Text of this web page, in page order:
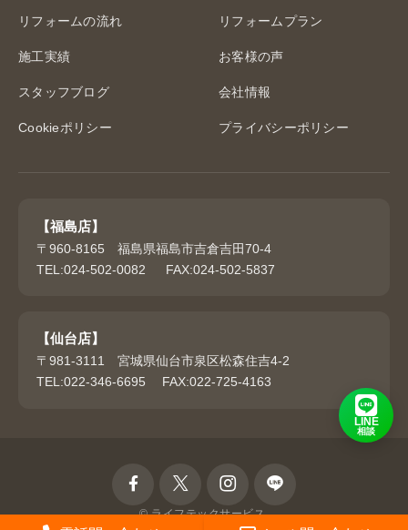
リフォームの流れ リフォームプラン
施工実績 お客様の声
スタッフブログ 会社情報
Cookieポリシー プライバシーポリシー
【福島店】
〒960-8165 福島県福島市吉倉吉田70-4
TEL:024-502-0082 FAX:024-502-5837
【仙台店】
〒981-3111 宮城県仙台市泉区松森住吉4-2
TEL:022-346-6695 FAX:022-725-4163
©ライフテックサービス.
LINE
相談